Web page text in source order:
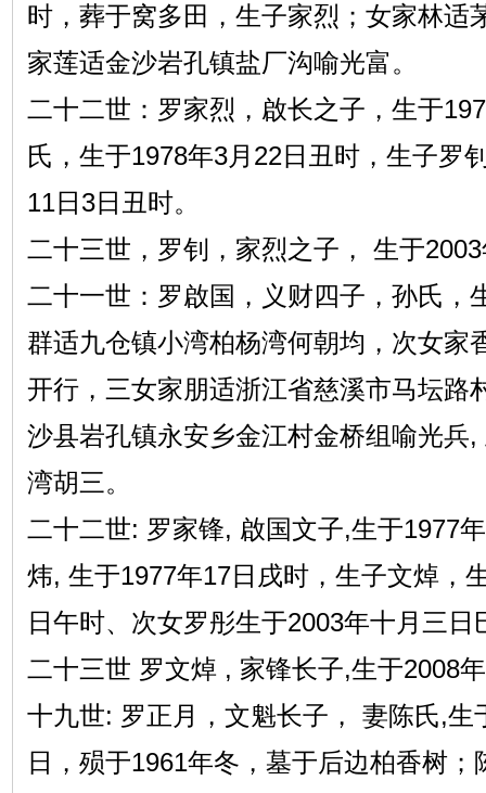
时，葬于窝多田，生子家烈；女家林适
家莲适金沙岩孔镇盐厂沟喻光富。
二十二世：罗家烈，啟长之子，生于
氏，生于1978年3月22日丑时，生子罗
11日3日丑时。
二十三世，罗钊，家烈之子， 生于
二十一世：罗啟国，义财四子，孙氏，
群适九仓镇小湾柏杨湾何朝均，次女家
开行，三女家朋适浙江省慈溪市马坛路
沙县岩孔镇永安乡金江村金桥组喻光兵
湾胡三。
二十二世: 罗家锋, 啟国文子,生于1977
炜, 生于1977年17日戌时，生子文焯，
日午时、次女罗彤生于2003年十月三日
二十三世 罗文焯 , 家锋长子,生于2008
十九世: 罗正月，文魁长子， 妻陈氏,生
日，殒于1961年冬，墓于后边柏香树